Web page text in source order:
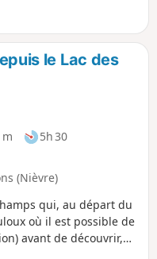
le Lac des
5h 30
(Nièvre)
qui, au départ du
où il est possible de
avant de découvrir,